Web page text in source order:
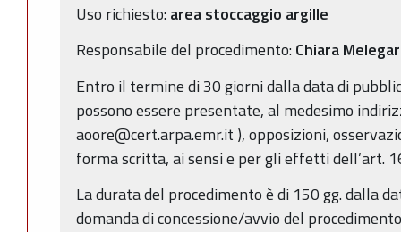
Uso richiesto:area stoccaggio argille
Responsabile del procedimento:Chiara
Entro il termine di 30 giorni dalla data di
possono essere presentate, al medesimo
aoore@cert.arpa.emr.it ), opposizioni,
forma scritta, ai sensi e per gli effetti dell’art.
La durata del procedimento è di 150 gg. dalla
domanda di concessione/avvio del